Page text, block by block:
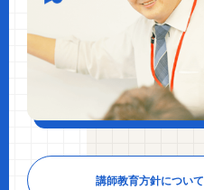
講師教育方針について